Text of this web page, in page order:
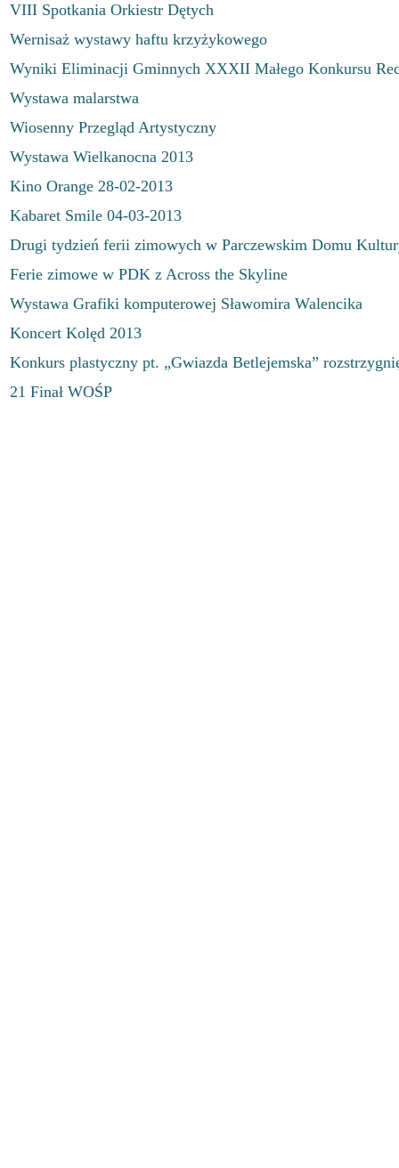
VIII Spotkania Orkiestr Dętych
Wernisaż wystawy haftu krzyżykowego
Wyniki Eliminacji Gminnych XXXII Małego Konkursu
Wystawa malarstwa
Wiosenny Przegląd Artystyczny
Wystawa Wielkanocna 2013
Kino Orange 28-02-2013
Kabaret Smile 04-03-2013
Drugi tydzień ferii zimowych w Parczewskim Domu
Ferie zimowe w PDK z Across the Skyline
Wystawa Grafiki komputerowej Sławomira Walencika
Koncert Kolęd 2013
Konkurs plastyczny pt. „Gwiazda Betlejemska”
21 Finał WOŚP